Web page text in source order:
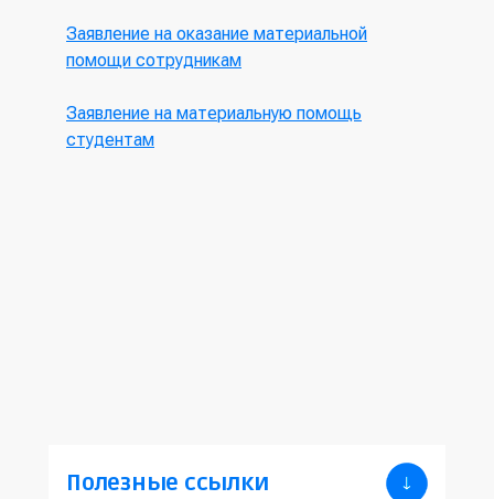
Заявление на оказание материальной
помощи сотрудникам
Заявление на материальную помощь
студентам
Полезные ссылки